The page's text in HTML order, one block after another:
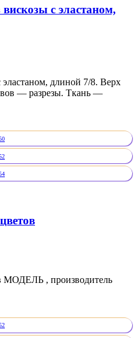
с эластаном,
длиной 7/8. Верх
— разрезы. Ткань —
МОДЕЛЬ , производитель